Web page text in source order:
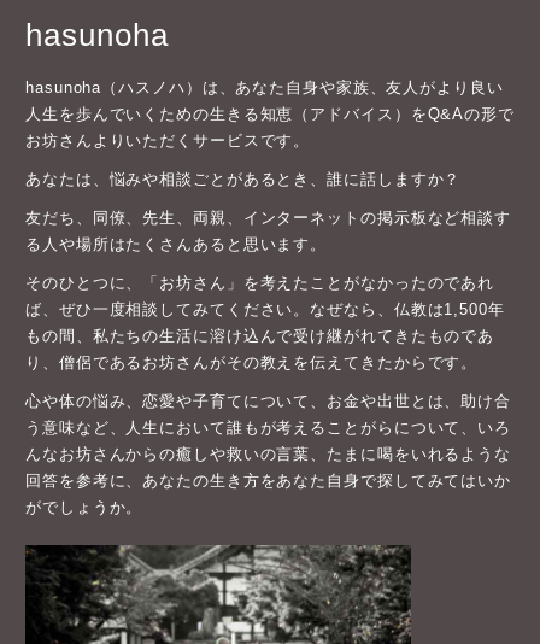
hasunoha
hasunoha（ハスノハ）は、あなた自身や家族、友人がより良い
人生を歩んでいくための生きる知恵（アドバイス）をQ&Aの形で
お坊さんよりいただくサービスです。
あなたは、悩みや相談ごとがあるとき、誰に話しますか？
友だち、同僚、先生、両親、インターネットの掲示板など相談す
る人や場所はたくさんあると思います。
そのひとつに、「お坊さん」を考えたことがなかったのであれ
ば、ぜひ一度相談してみてください。なぜなら、仏教は1,500年
もの間、私たちの生活に溶け込んで受け継がれてきたものであ
り、僧侶であるお坊さんがその教えを伝えてきたからです。
心や体の悩み、恋愛や子育てについて、お金や出世とは、助け合
う意味など、人生において誰もが考えることがらについて、いろ
んなお坊さんからの癒しや救いの言葉、たまに喝をいれるような
回答を参考に、あなたの生き方をあなた自身で探してみてはいか
がでしょうか。